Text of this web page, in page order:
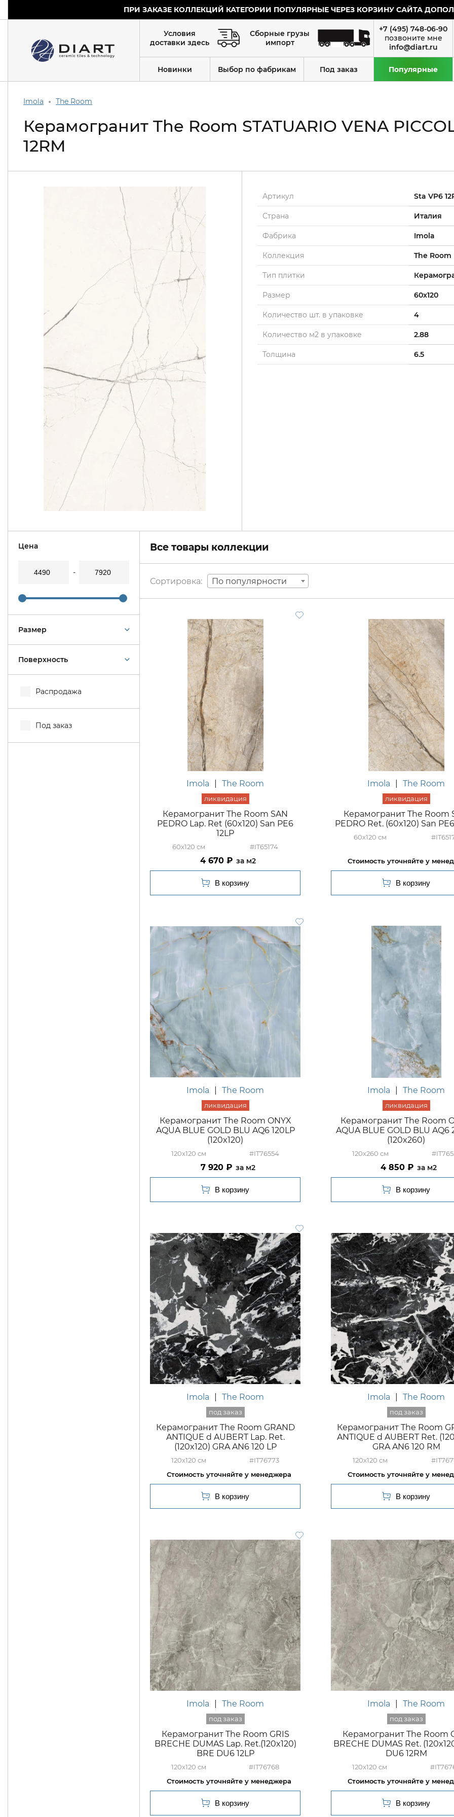
ПРИ ЗАКАЗЕ КОЛЛЕКЦИЙ КАТЕГОРИИ ПОПУЛЯРНЫЕ ЧЕРЕЗ КОРЗИНУ САЙТА
Условия
доставки здесь
Сборные грузы
импорт
+7 (495) 748-06-90
info@diart.ru
Новинки Выбор по фабрикам Под заказ Популярные
Imola The Room
Керамогранит The Room STATUARIO VENA
12RM
Артикул Sta VP6
Страна Италия
Фабрика Imola
Коллекция The Room
Тип плитки
Размер 60x120
Количество шт. в упаковке 4
Количество м2 в упаковке 2.88
Толщина 6.5
Цена
Размер
Поверхность
Распродажа
Под заказ
Все товары коллекции
По популярности
Imola The Room
Керамогранит The Room SAN
PEDRO Lap. Ret (60x120) San PE6
12LP
60x120 #IT65174
4 670 м2
Imola The Room
Керамогранит The Room
PEDRO Ret. (60x120) San
60x120
Imola The Room
Керамогранит The Room ONYX
AQUA BLUE GOLD BLU AQ6 120LP
(120x120)
120x120 #IT76554
7 920 м2
Imola The Room
Керамогранит The Room
AQUA BLUE GOLD BLU AQ6
(120x260)
120x260
4 850 м2
Imola The Room
Керамогранит The Room GRAND
ANTIQUE d AUBERT Lap. Ret.
(120x120) GRA AN6 120 LP
120x120 #IT76773
Imola The Room
Керамогранит The Room
ANTIQUE d AUBERT Ret.
GRA AN6 120 RM
120x120
Imola The Room
Керамогранит The Room GRIS
BRECHE DUMAS Lap. Ret.(120x120)
BRE DU6 12LP
120x120 #IT76768
Imola The Room
Керамогранит The Room
BRECHE DUMAS Ret.
DU6 12RM
120x120